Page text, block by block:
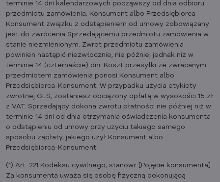
terminie 14 dni kalendarzowych począwszy od dnia odbioru
przedmiotu zamówienia. Konsument albo Przedsiębiorca-
Konsument związku z odstąpieniem od umowy zobowiązany
jest do zwrócenia Sprzedającemu przedmiotu zamówienia w
stanie niezmienionym. Zwrot przedmiotu zamówienia
powinien nastąpić niezwłocznie, nie później jednak niż w
terminie 14 (czternaście) dni. Koszt przesyłki ze zwracanym
przedmiotem zamówienia ponosi Konsument albo
Przedsiębiorca-Konsument. W przypadku użycia etykiety
zwrotnej GLS, zostaniesz obciążony opłatą w wysokości 15 zł
z VAT. Sprzedający dokona zwrotu płatności nie później niż w
terminie 14 dni od dnia otrzymania oświadczenia konsumenta
o odstąpieniu od umowy przy użyciu takiego samego
sposobu zapłaty, jakiego użył Konsument albo
Przedsiębiorca-Konsument.
(1) Art. 221 Kodeksu cywilnego, stanowi: [Pojęcie konsumenta]
Za konsumenta uważa się osobę fizyczną dokonującą